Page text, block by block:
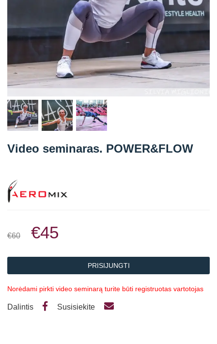
Sėkmės istorijos
Atsiliepimai
Kontaktai
Video seminaras. POWER&FLOW
€60 €45
PRISIJUNGTI
Norėdami pirkti video seminarą turite būti registruotas vartotojas
Dalintis Susisiekite